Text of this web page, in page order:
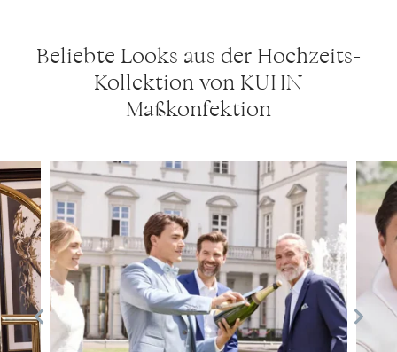
Beliebte Looks aus der Hochzeits-
Kollektion von KUHN
Maßkonfektion